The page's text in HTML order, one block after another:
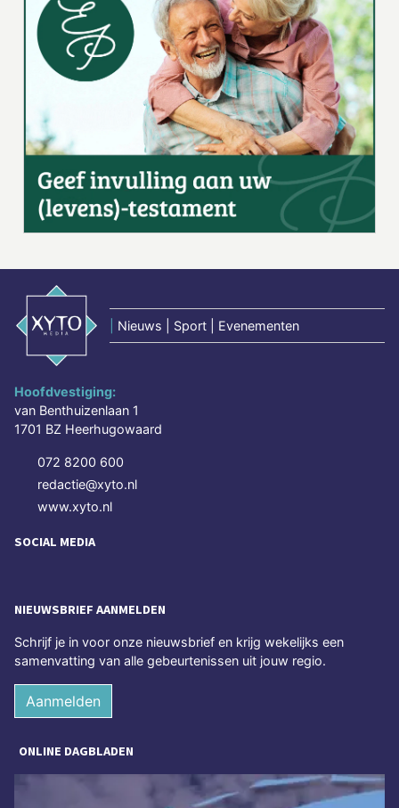
Nieuws | Sport | Evenementen
Hoofdvestiging:
van Benthuizenlaan 1
1701 BZ Heerhugowaard
072 8200 600
redactie@xyto.nl
www.xyto.nl
SOCIAL MEDIA
NIEUWSBRIEF AANMELDEN
Schrijf je in voor onze nieuwsbrief en krijg wekelijks een
samenvatting van alle gebeurtenissen uit jouw regio.
Aanmelden
ONLINE DAGBLADEN